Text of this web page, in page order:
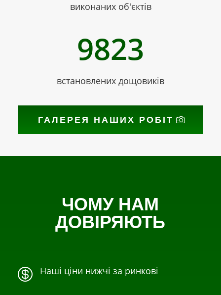
виконаних об'єктів
9823
встановлених дощовиків
ГАЛЕРЕЯ НАШИХ РОБІТ
ЧОМУ НАМ
ДОВІРЯЮТЬ
 Наші ціни нижчі за ринкові